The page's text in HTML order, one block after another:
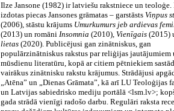
Ilze Jansone (1982) ir latviešu rakstniece un
izdotas piecas Jansones grāmatas – garstāsts Viņpus
(2006), stāstu krājums Umurkumurs jeb ardievas
(2013) un romāni Insomnia (2010), Vienīgais(2015)
lietas(2020). Publicējusi gan zinātniskus, gan
populārzinātniskus rakstus par reliģijas jautājumiem
mūsdienu literatūru, kopā ar citiem pētniekiem
vairākus zinātnisku rakstu krājumus. Strādājusi
„Atēna” un „Dienas Grāmata”, kā arī LU Teoloģijas
un Latvijas sabiedrisko mediju portālā <lsm.lv>;
gada strādā vienīgi radošo darbu. Regulāri raksta